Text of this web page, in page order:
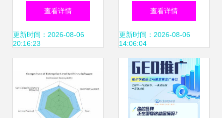
服务能力评价证书
(CNIETS) 信息技
标尺
查看详情
更新时间：2026-08-06
20:16:23
持股13.75%加码企
业数字化转型服务
查看详情
更新时间：2026-08-06
14:06:04